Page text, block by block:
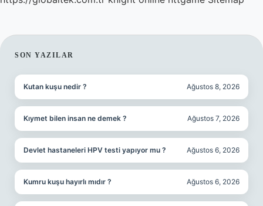
SIDEBAR
SON YAZILAR
Kutan kuşu nedir ? Ağustos 8, 2026
Kıymet bilen insan ne demek ? Ağustos 7, 2026
Devlet hastaneleri HPV testi yapıyor mu ? Ağustos 6, 2026
Kumru kuşu hayırlı mıdır ? Ağustos 6, 2026